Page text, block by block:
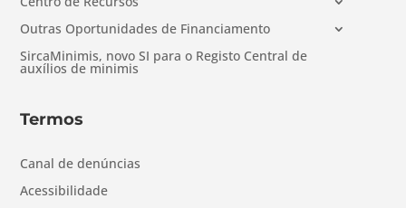
Outras Oportunidades de Financiamento
SircaMinimis, novo SI para o Registo Central de
auxílios de minimis
Termos
Canal de denúncias
Acessibilidade